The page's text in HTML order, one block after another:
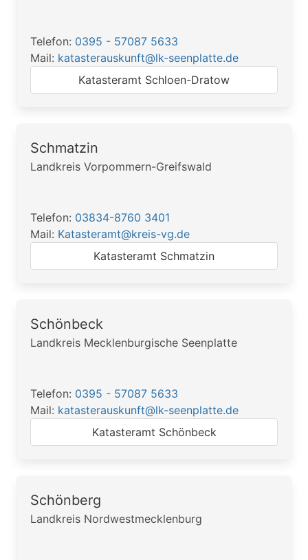
Telefon: 0395 - 57087 5633
Mail: katasterauskunft@lk-seenplatte.de
Katasteramt Schloen-Dratow
Schmatzin
Landkreis Vorpommern-Greifswald
Telefon: 03834-8760 3401
Mail: Katasteramt@kreis-vg.de
Katasteramt Schmatzin
Schönbeck
Landkreis Mecklenburgische Seenplatte
Telefon: 0395 - 57087 5633
Mail: katasterauskunft@lk-seenplatte.de
Katasteramt Schönbeck
Schönberg
Landkreis Nordwestmecklenburg